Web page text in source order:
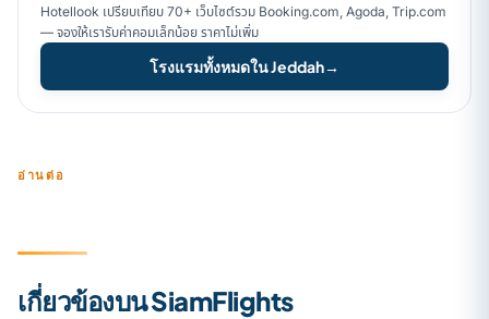
Hotellook เปรียบเทียบ 70+ เว็บไซต์รวม Booking.com, Agoda, Trip.com
— จองให้เรารับค่าคอมเล็กน้อย ราคาไม่เพิ่ม
โรงแรมทั้งหมดใน Jeddah→
อ่านต่อ
เกี่ยวข้องบน SiamFlights